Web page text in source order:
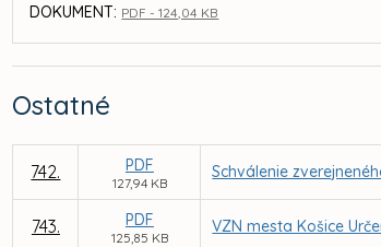
DOKUMENT: PDF - 124,04 KB
Ostatné
742. PDF
127,94 KB
Schválenie
743. PDF
125,85 KB
VZN mesta Košice